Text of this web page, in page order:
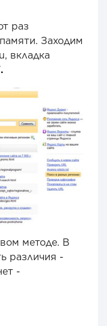
раз
Заходим
вкладка
методе. В
различия -
-